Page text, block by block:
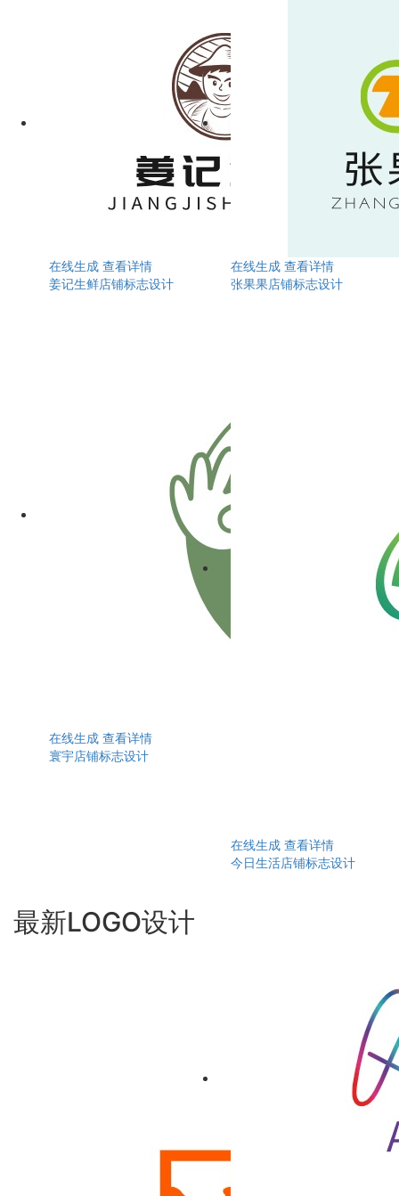
在线生成 查看详情
姜记生鲜店铺标志设计
在线生成 查看详情
张果果店铺标志设计
在线生成 查看详情
寰宇店铺标志设计
在线生成 查看详情
今日生活店铺标志设计
最新LOGO设计